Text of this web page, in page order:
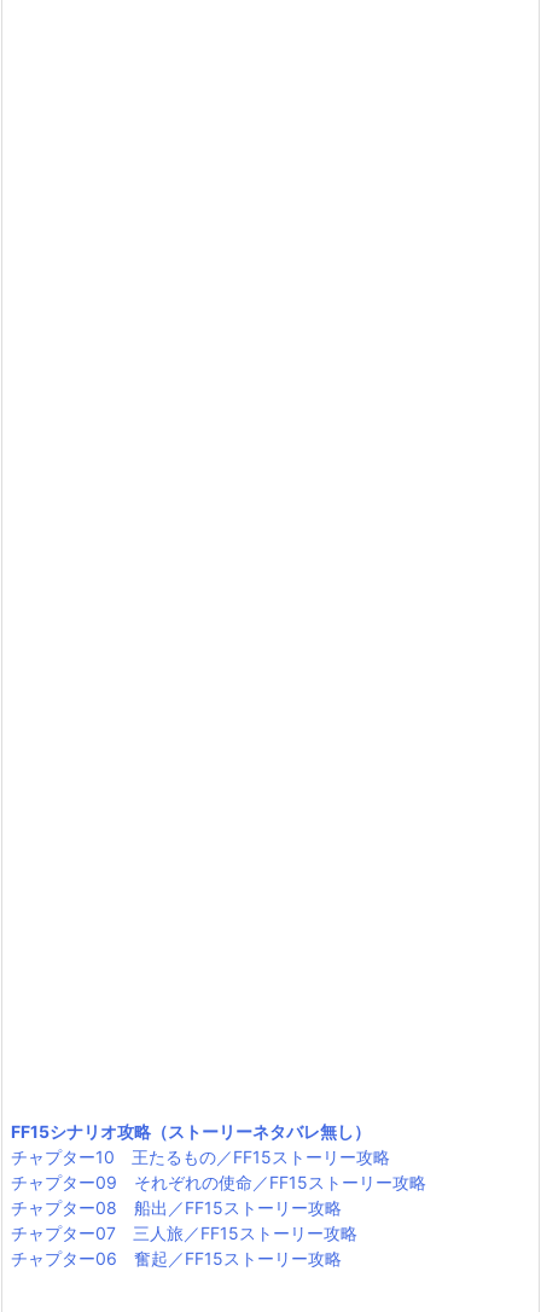
FF15シナリオ攻略（ストーリーネタバレ無し）
チャプター10 王たるもの／FF15ストーリー攻略
チャプター09 それぞれの使命／FF15ストーリー攻略
チャプター08 船出／FF15ストーリー攻略
チャプター07 三人旅／FF15ストーリー攻略
チャプター06 奮起／FF15ストーリー攻略